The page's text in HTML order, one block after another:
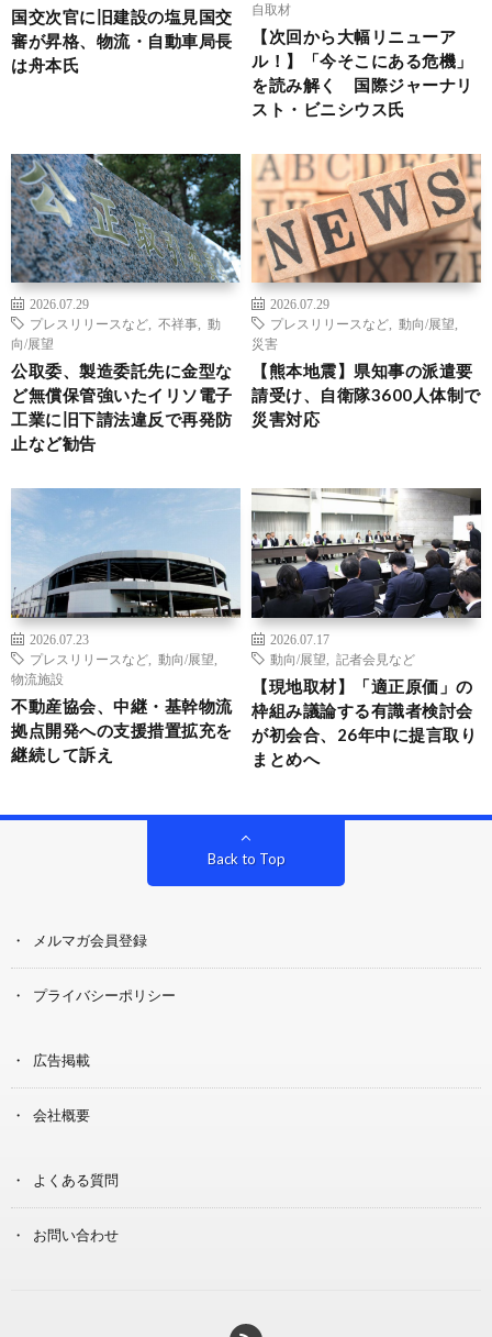
国交次官に旧建設の塩見国交
審が昇格、物流・自動車局長
は舟本氏
自取材
【次回から大幅リニューア
ル！】「今そこにある危機」
を読み解く 国際ジャーナリ
スト・ビニシウス氏
2026.07.29
プレスリリースなど
不祥事
動
向/展望
公取委、製造委託先に金型な
ど無償保管強いたイリソ電子
工業に旧下請法違反で再発防
止など勧告
2026.07.29
プレスリリースなど
動向/展望
災害
【熊本地震】県知事の派遣要
請受け、自衛隊3600人体制で
災害対応
2026.07.23
プレスリリースなど
動向/展望
物流施設
不動産協会、中継・基幹物流
拠点開発への支援措置拡充を
継続して訴え
2026.07.17
動向/展望
記者会見など
【現地取材】「適正原価」の
枠組み議論する有識者検討会
が初会合、26年中に提言取り
まとめへ
Back to Top
メルマガ会員登録
プライバシーポリシー
広告掲載
会社概要
よくある質問
お問い合わせ